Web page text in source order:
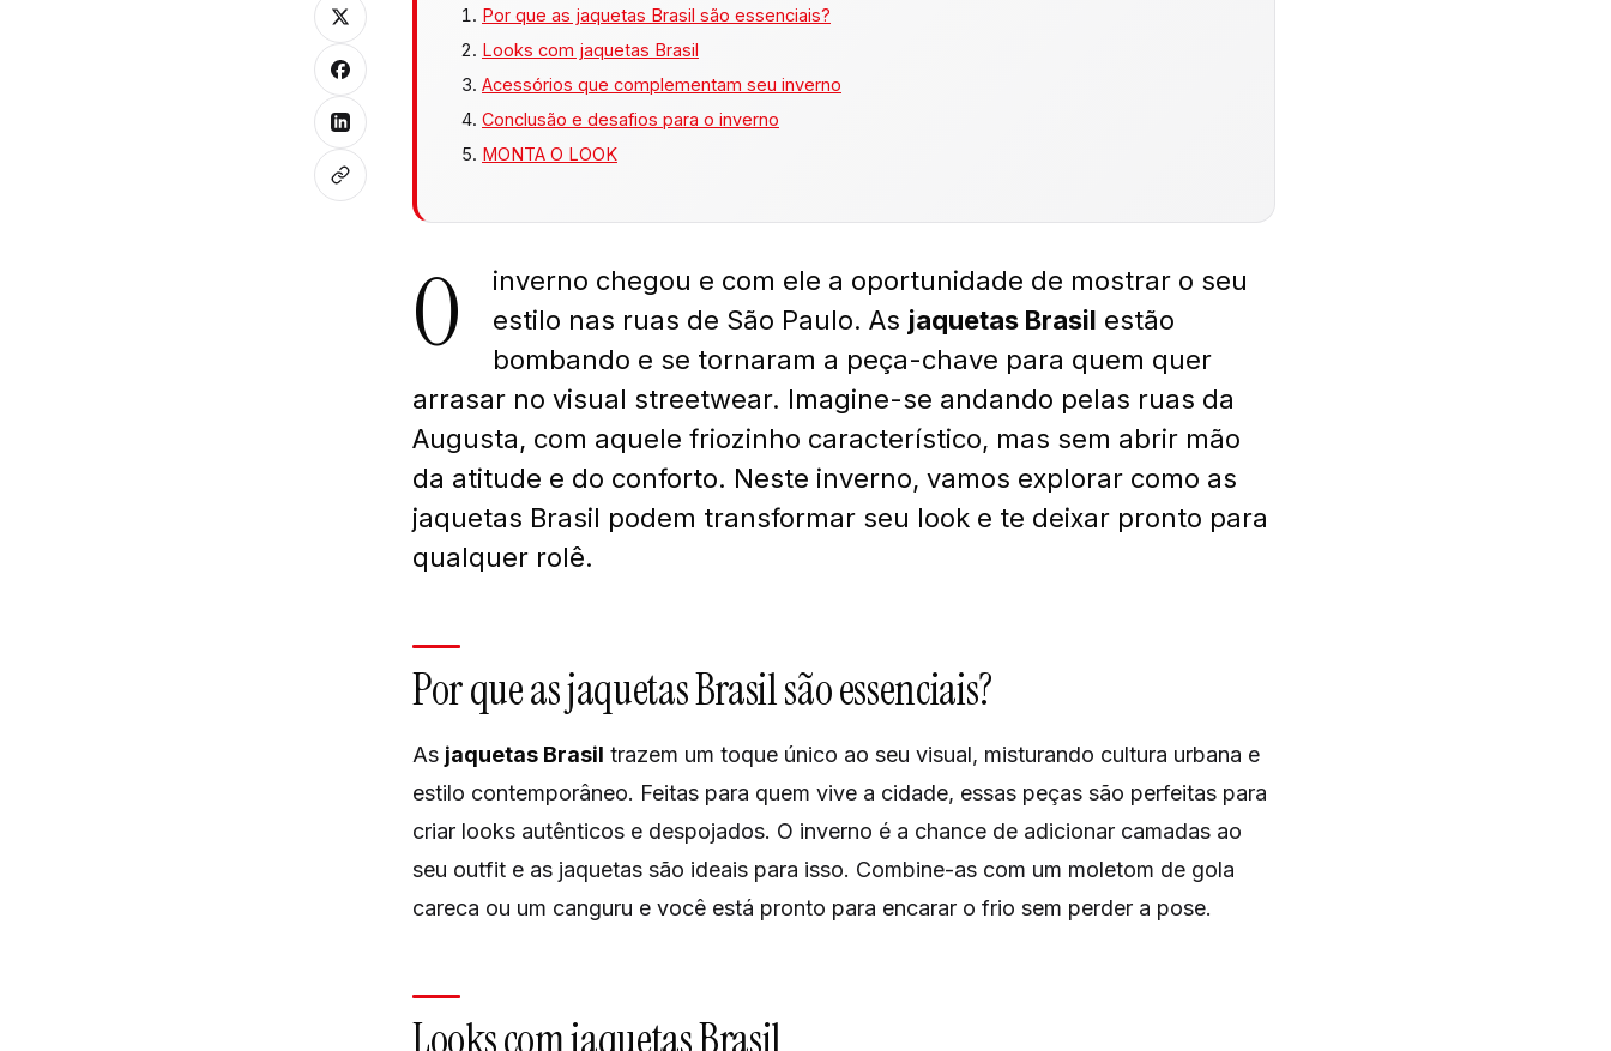
Por que as jaquetas Brasil são essenciais?
Looks com jaquetas Brasil
Acessórios que complementam seu inverno
Conclusão e desafios para o inverno
MONTA O LOOK
O
inverno chegou e com ele a oportunidade de mostrar o seu
estilo nas ruas de São Paulo. As jaquetas Brasil estão
bombando e se tornaram a peça-chave para quem quer
arrasar no visual streetwear. Imagine-se andando pelas ruas da
Augusta, com aquele friozinho característico, mas sem abrir mão
da atitude e do conforto. Neste inverno, vamos explorar como as
jaquetas Brasil podem transformar seu look e te deixar pronto para
qualquer rolê.
Por que as jaquetas Brasil são essenciais?
As jaquetas Brasil trazem um toque único ao seu visual, misturando cultura urbana e
estilo contemporâneo. Feitas para quem vive a cidade, essas peças são perfeitas para
criar looks autênticos e despojados. O inverno é a chance de adicionar camadas ao
seu outfit e as jaquetas são ideais para isso. Combine-as com um moletom de gola
careca ou um canguru e você está pronto para encarar o frio sem perder a pose.
Looks com jaquetas Brasil